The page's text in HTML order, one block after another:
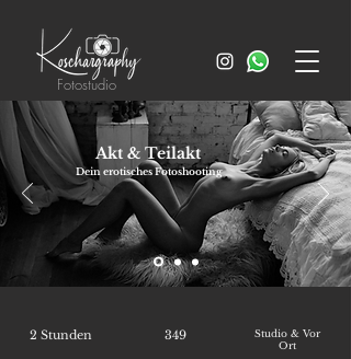
Fotostudio
Akt & Teilakt
Dein erotischesFotoshooting
2 Stunden 349
Studio & Vor
Ort